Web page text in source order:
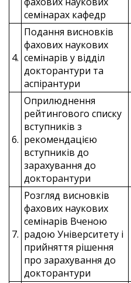
семінарах кафедр
4.
Подання висновків
фахових наукових
семінарів у відділ
докторантури та
аспірантури
6.
Оприлюднення
рейтингового списку
вступників з
рекомендацією
вступників до
зарахування до
докторантури
7.
Розгляд висновків
фахових наукових
семінарів Вченою
радою Університету і
прийняття рішення
про зарахування до
докторантури